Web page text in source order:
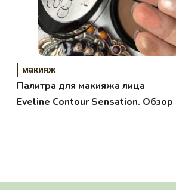
макияж
Палитра для макияжа лица
Eveline Contour Sensation. Обзор